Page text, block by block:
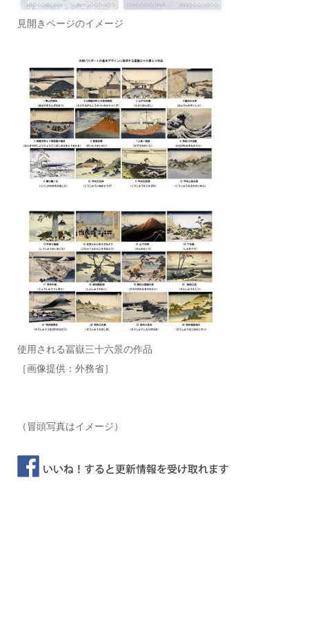
見開きページのイメージ
使用される冨嶽三十六景の作品
［画像提供：外務省］
（冒頭写真はイメージ）